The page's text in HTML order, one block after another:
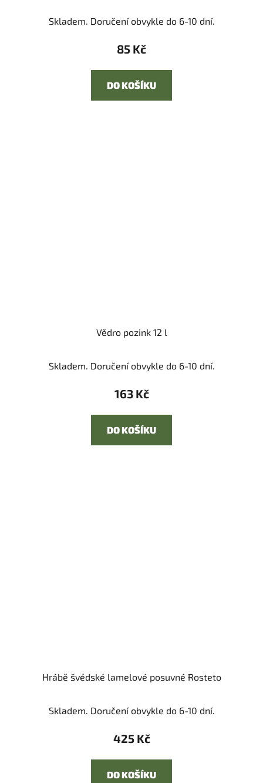
Skladem. Doručení obvykle do 6-10 dní.
85 Kč
DO KOŠÍKU
Vědro pozink 12 l
Skladem. Doručení obvykle do 6-10 dní.
163 Kč
DO KOŠÍKU
Hrábě švédské lamelové posuvné Rosteto
Skladem. Doručení obvykle do 6-10 dní.
425 Kč
DO KOŠÍKU